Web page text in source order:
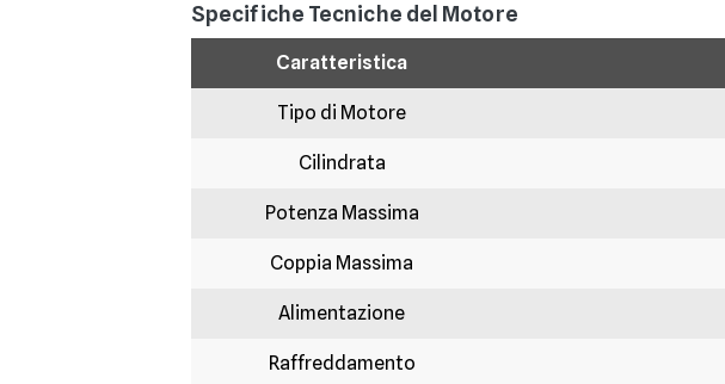
Specifiche Tecniche del Motore
Caratteristica
Tipo di Motore
Cilindrata
Potenza Massima
Coppia Massima
Alimentazione
Raffreddamento